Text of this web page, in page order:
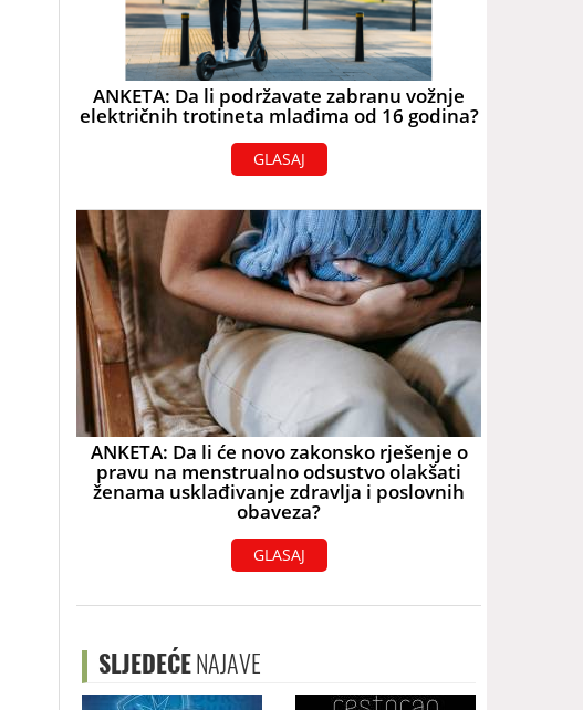
ANKETA: Da li podržavate zabranu vožnje
električnih trotineta mlađima od 16 godina?
GLASAJ
ANKETA: Da li će novo zakonsko rješenje o
pravu na menstrualno odsustvo olakšati
ženama usklađivanje zdravlja i poslovnih
obaveza?
GLASAJ
SLJEDEĆENAJAVE